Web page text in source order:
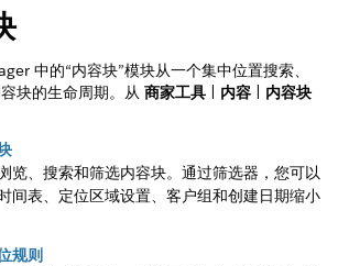
中的“内容块”模块从一个集中位置搜索、
块的生命周期。从 商家工具 内容
内容块
览、搜索和筛选内容块。通过筛选器，您可以
间表、定位区域设置、客户组和创建日期缩小
规则